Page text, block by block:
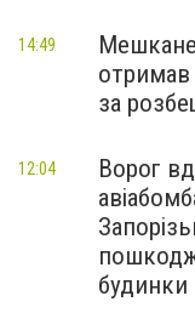
отримав
за
14:49
Ворог
будинки
12:04